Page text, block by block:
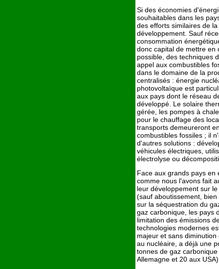
Si des économies
souhaitables dans les
des efforts similaires de
développement. Sauf
consommation
donc capital de mettre en
possible, des techniques
appel aux combustibles
dans le domaine de la
centralisés : énergie
photovoltaïque est
aux pays dont le réseau
développé. Le solaire
gérée, les pompes à
pour le chauffage des
transports demeureront
combustibles fossiles ; il
d'autres solutions :
véhicules électriques,
électrolyse ou
Face aux grands pays en
comme nous l'avons fait
leur développement sur
(sauf aboutissement,
sur la séquestration du
gaz carbonique, les pays
limitation des émissions
technologies modernes
majeur et sans
au nucléaire, a déjà une
tonnes de gaz
Allemagne et 20 aux